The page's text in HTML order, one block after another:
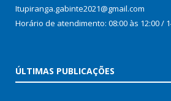
Itupiranga.gabinte2021@gmail.com
Horário de atendimento: 08:00 às 12:00 /
ÚLTIMAS PUBLICAÇÕES